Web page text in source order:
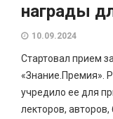
награды
10.09.2024
Стартовал прием
«Знание.Премия».
учредило ее для
лекторов,